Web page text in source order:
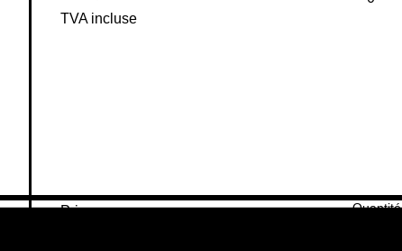
TVA incluse
Prix
Quantité